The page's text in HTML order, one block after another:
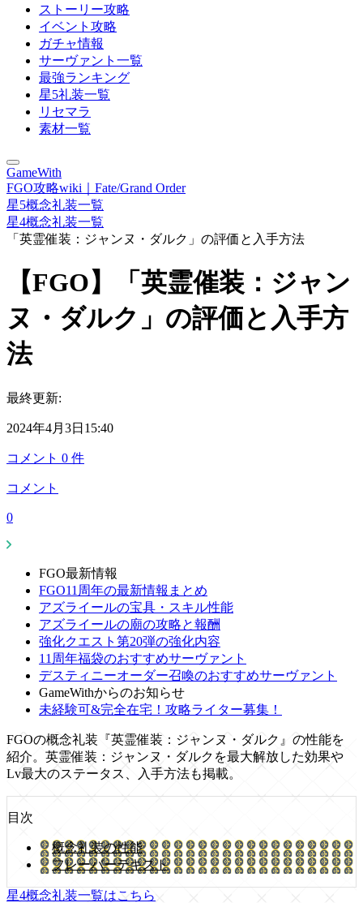
ストーリー攻略
イベント攻略
ガチャ情報
サーヴァント一覧
最強ランキング
星5礼装一覧
リセマラ
素材一覧
GameWith
FGO攻略wiki｜Fate/Grand Order
星5概念礼装一覧
星4概念礼装一覧
「英霊催装：ジャンヌ・ダルク」の評価と入手方法
【FGO】「英霊催装：ジャン
ヌ・ダルク」の評価と入手方
法
最終更新:
2024年4月3日15:40
コメント 0 件
コメント
0
FGO最新情報
FGO11周年の最新情報まとめ
アズライールの宝具・スキル性能
アズライールの廟の攻略と報酬
強化クエスト第20弾の強化内容
11周年福袋のおすすめサーヴァント
デスティニーオーダー召喚のおすすめサーヴァント
GameWithからのお知らせ
未経験可&完全在宅！攻略ライター募集！
FGOの概念礼装『英霊催装：ジャンヌ・ダルク』の性能を
紹介。英霊催装：ジャンヌ・ダルクを最大解放した効果や
Lv最大のステータス、入手方法も掲載。
目次
概念礼装の性能
フレーバーテキスト
星4概念礼装一覧はこちら